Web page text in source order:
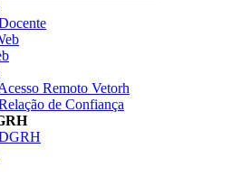
Remoto Vetorh
de Confiança